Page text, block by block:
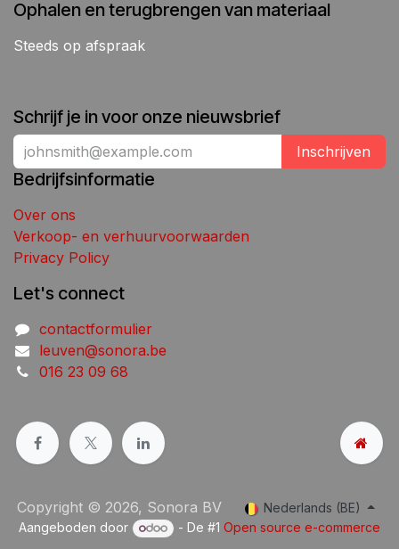
Ophalen en terugbrengen van materiaal
Steeds op afspraak
Schrijf je in voor onze nieuwsbrief
Inschrijven
Bedrijfsinformatie
Over ons
Verkoop- en verhuurvoorwaarden
Privacy Policy
Let's connect
contactformulier
leuven@sonora.be
016 23 09 68
Copyright © 2026, Sonora BV
Nederlands (BE)
Aangeboden door
- De #1Open source e-commerce